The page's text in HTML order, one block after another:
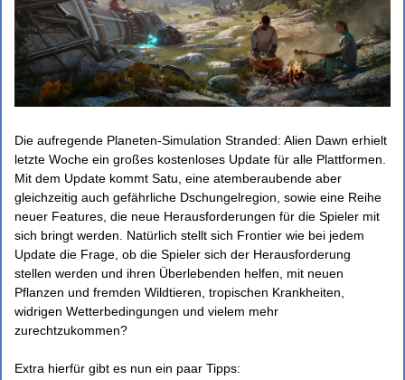
Die aufregende Planeten-Simulation Stranded: Alien Dawn erhielt
letzte Woche ein großes kostenloses Update für alle Plattformen.
Mit dem Update kommt Satu, eine atemberaubende aber
gleichzeitig auch gefährliche Dschungelregion, sowie eine Reihe
neuer Features, die neue Herausforderungen für die Spieler mit
sich bringt werden. Natürlich stellt sich Frontier wie bei jedem
Update die Frage, ob die Spieler sich der Herausforderung
stellen werden und ihren Überlebenden helfen, mit neuen
Pflanzen und fremden Wildtieren, tropischen Krankheiten,
widrigen Wetterbedingungen und vielem mehr
zurechtzukommen?
Extra hierfür gibt es nun ein paar Tipps: